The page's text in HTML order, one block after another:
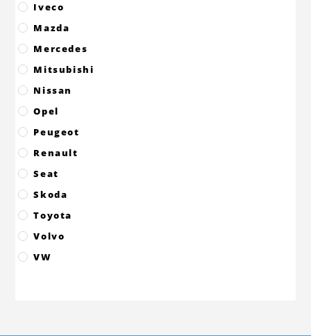
Iveco
Mazda
Mercedes
Mitsubishi
Nissan
Opel
Peugeot
Renault
Seat
Skoda
Toyota
Volvo
VW